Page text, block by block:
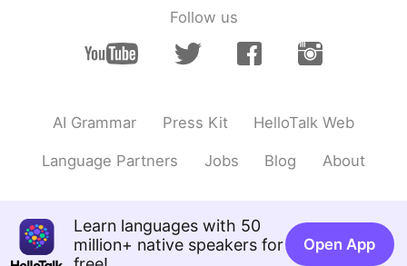
それ以外何も話しかけてくれへん奴が〜 I
google if they don't want to
communicate.
JP EN
関西弁完璧だね😆w 確かに、もう少しコミ
신수아 2020.04.19 02:25
JP KR
Follow us
AI Grammar Press Kit HelloTalk Web
Language Partners Jobs Blog About
Learn languages with 50
million+ native speakers for
Open App